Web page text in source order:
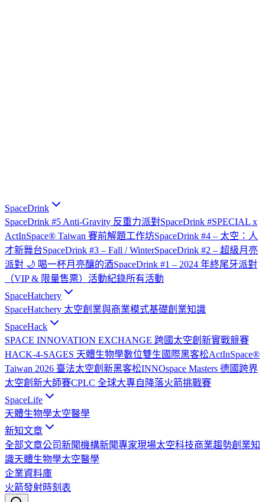
SpaceDrink
SpaceDrink #5 Anti-Gravity 反重力派對SpaceDrink #SPECIAL x
ActInSpace® Taiwan 賽前解題工作坊SpaceDrink #4 – 太空：人
才新舞台SpaceDrink #3 – Fall / WinterSpaceDrink #2 – 超級月亮
派對 🌙 喝一杯月亮釀的酒SpaceDrink #1 – 2024 年終尾牙派對
（VIP & 限量售票） 活動紀錄所有活動
SpaceHatchery
SpaceHatchery 太空創業與商業模式基礎創業知識
SpaceHack
SPACE INNOVATION EXCHANGE 跨國太空創新實戰競賽
HACK-4-SAGES 天體生物學數位雙生國際黑客松ActInSpace®
Taiwan 2026 臺法太空創新黑客松INNOspace Masters 德國跨界
太空創新大師賽CPLC 全球大專自降落火箭挑戰賽
SpaceLife
天體生物學太空醫學
新知文章
全部文章公司新聞機構新聞專家現場太空科技商業趨勢創業知
識天體生物學太空醫學
企業資料庫
火箭發射時刻表